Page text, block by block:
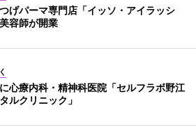
げパーマ専門店「イッソ・アイラッシ
容師が開業
心療内科・精神科医院「セルフラボ野江
ルクリニック」